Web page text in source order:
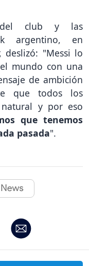
club y las
argentino, en
deslizó: "Messi lo
mundo con una
de ambición
que todos los
y por eso
que tenemos
pasada".